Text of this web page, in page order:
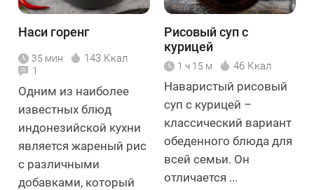
Наси горенг
35 мин 143 Ккал
1
Одним из наиболее
известных блюд
индонезийской кухни
является жареный рис
с различными
добавками, который
Рисовый суп с
курицей
1 ч 15 м 46 Ккал
Наваристый рисовый
суп с курицей –
классический вариант
обеденного блюда для
всей семьи. Он
отличается ...